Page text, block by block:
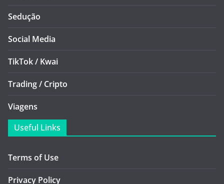
Sedução
Social Media
TikTok / Kwai
Trading / Cripto
Viagens
Useful Links
Terms of Use
Privacy Policy